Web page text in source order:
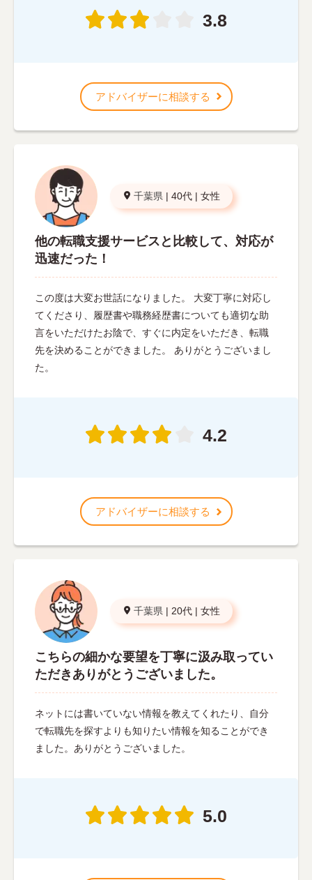
3.8
アドバイザーに相談する
千葉県 | 40代 | 女性
他の転職支援サービスと比較して、対応が
迅速だった！
この度は大変お世話になりました。 大変丁寧に対応し
てくださり、履歴書や職務経歴書についても適切な助
言をいただけたお陰で、すぐに内定をいただき、転職
先を決めることができました。 ありがとうございまし
た。
4.2
アドバイザーに相談する
千葉県 | 20代 | 女性
こちらの細かな要望を丁寧に汲み取ってい
ただきありがとうございました。
ネットには書いていない情報を教えてくれたり、自分
で転職先を探すよりも知りたい情報を知ることができ
ました。ありがとうございました。
5.0